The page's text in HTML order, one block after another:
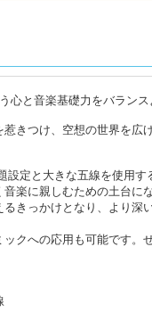
と音楽基礎力をバランス
きつけ、空想の世界を広
定と大きな五線を使用
楽に親しむための土台に
きっかけとなり、より深
クへの応用も可能です。